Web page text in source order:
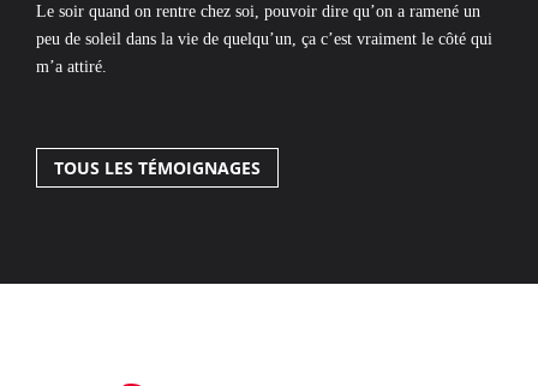
Le soir quand on rentre chez soi, pouvoir dire qu’on a ramené un
peu de soleil dans la vie de quelqu’un, ça c’est vraiment le côté qui
m’a attiré.
TOUS LES TÉMOIGNAGES